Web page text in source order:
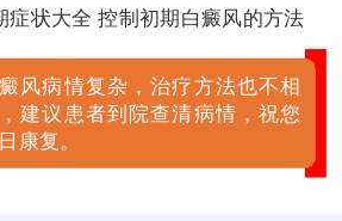
症状大全 控制初期白癜风的方法
风病情复杂，治疗方法也不相
建议患者到院查清病情，祝您
康复。